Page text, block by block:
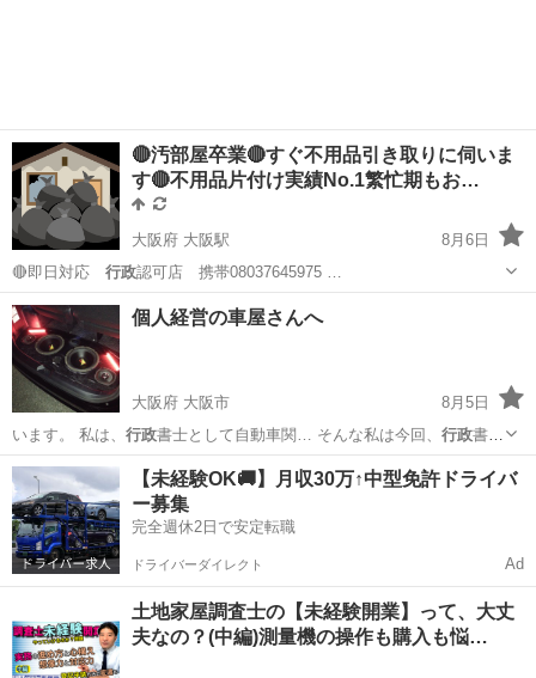
🔴汚部屋卒業🔴すぐ不用品引き取りに伺いま
す🔴不用品片付け実績No.1繁忙期もお…
大阪府 大阪駅
8月6日
🔴即日対応 行政 認可店 携帯08037645975 …
大阪 大阪市 大阪駅 その他
個人経営の車屋さんへ
大阪府 大阪市
8月5日
います。 私は、 行政 書士として自動車関… そんな私は今回、 行政書士
として自動車関…
大阪 大阪市 その他 自動車
【未経験OK🚚】月収30万↑中型免許ドライバ
ー募集
完全週休2日で安定転職
ドライバーダイレクト Ad
土地家屋調査士の【未経験開業】って、大丈
夫なの？(中編)測量機の操作も購入も悩…